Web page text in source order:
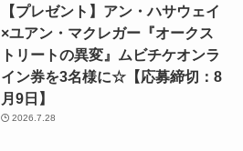
【プレゼント】アン・ハサウェイ
×ユアン・マクレガー『オークス
トリートの異変』ムビチケオンラ
イン券を3名様に☆【応募締切：8
月9日】
2026.7.28